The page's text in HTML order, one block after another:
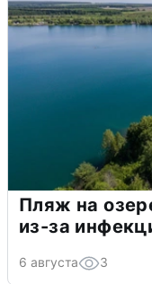
Пляж на
из-за
6 августа 3